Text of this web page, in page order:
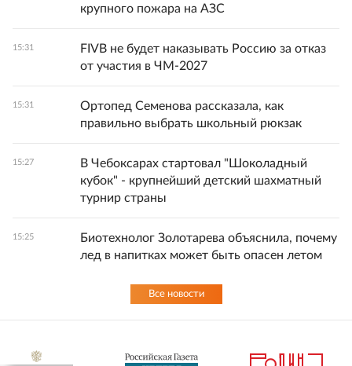
крупного пожара на АЗС
15:31
FIVB не будет наказывать Россию за отказ
от участия в ЧМ-2027
15:31
Ортопед Семенова рассказала, как
правильно выбрать школьный рюкзак
15:27
В Чебоксарах стартовал "Шоколадный
кубок" - крупнейший детский шахматный
турнир страны
15:25
Биотехнолог Золотарева объяснила, почему
лед в напитках может быть опасен летом
Все новости